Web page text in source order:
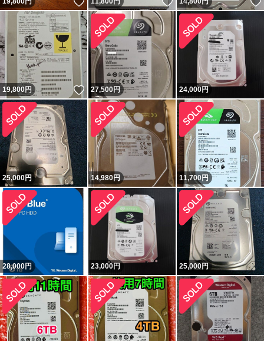
19,800円 いいね！
27,500円 24,000円
25,000円 14,980円 11,700円
28,000円 23,000円 25,000円